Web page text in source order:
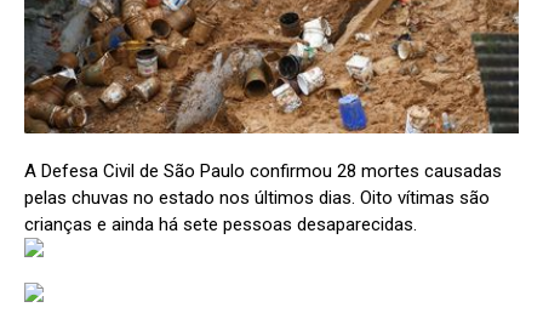
A Defesa Civil de São Paulo confirmou 28 mortes causadas
pelas chuvas no estado nos últimos dias. Oito vítimas são
crianças e ainda há sete pessoas desaparecidas.